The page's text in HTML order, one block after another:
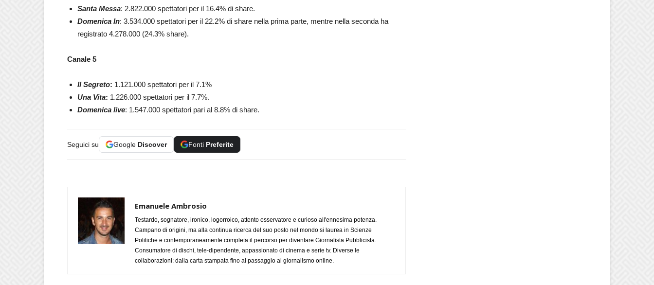
Santa Messa: 2.822.000 spettatori per il 16.4% di share.
Domenica In: 3.534.000 spettatori per il 22.2% di share nella prima parte, mentre nella seconda ha
registrato 4.278.000 (24.3% share).
Canale 5
Il Segreto: 1.121.000 spettatori per il 7.1%
Una Vita: 1.226.000 spettatori per il 7.7%.
Domenica live: 1.547.000 spettatori pari al 8.8% di share.
Seguici su Google Discover Fonti Preferite
Emanuele Ambrosio
Testardo, sognatore, ironico, logorroico, attento osservatore e curioso all'ennesima potenza.
Campano di origini, ma alla continua ricerca del suo posto nel mondo si laurea in Scienze
Politiche e contemporaneamente completa il percorso per diventare Giornalista Pubblicista.
Consumatore di dischi, tele-dipendente, appassionato di cinema e serie tv. Diverse le
collaborazioni: dalla carta stampata fino al passaggio al giornalismo online.